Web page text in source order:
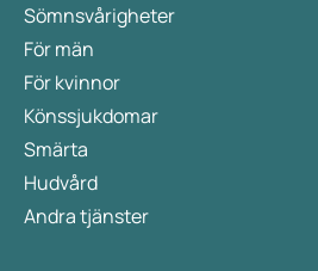
Sömnsvårigheter
För män
För kvinnor
Könssjukdomar
Smärta
Hudvård
Andra tjänster